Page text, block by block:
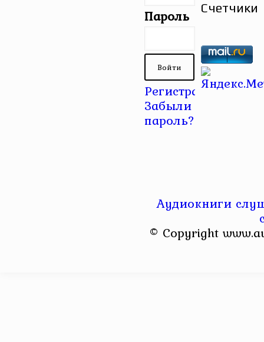
Пароль
Регистрация |
Забыли
пароль?
Счетчики
Аудиокниги
© Copyright